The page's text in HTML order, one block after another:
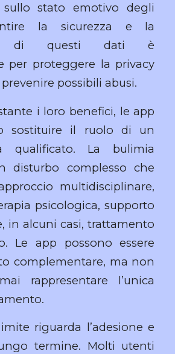
stato emotivo degli
la sicurezza e la
di questi dati è
per proteggere la privacy
possibili abusi.
i loro benefici, le app
sostituire il ruolo di un
qualificato. La bulimia
disturbo complesso che
multidisciplinare,
psicologica, supporto
in alcuni casi, trattamento
Le app possono essere
complementare, ma non
rappresentare l’unica
riguarda l’adesione e
termine. Molti utenti